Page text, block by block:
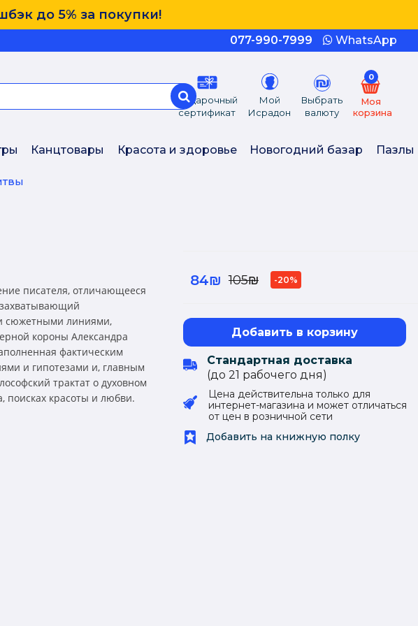
до 5% за покупки!
077-990-7999 WhatsApp
Подарочный
сертификат
Мой
Исрадон
Выбрать
валюту
0
Моя
корзина
Канцтовары Красота и здоровье Новогодний базар Пазлы
писателя, отличающееся
сюжетными линиями,
короны Александра
фактическим
и гипотезами и, главным
трактат о духовном
поисках красоты и любви.
84₪ 105₪ -20%
Добавить в корзину
Стандартная доставка
(до 21 рабочего дня)
Цена действительна только для
интернет-магазина и может отличаться
от цен в розничной сети
Добавить на книжную полку